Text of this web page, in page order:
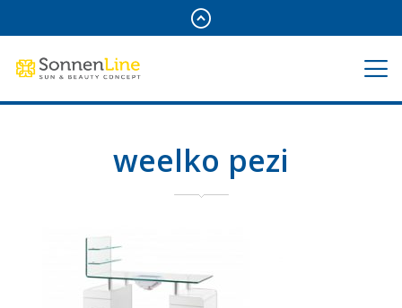
weelko pezi